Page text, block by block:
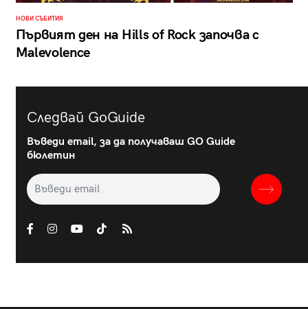
НОВИ СЪБИТИЯ
Първият ден на Hills of Rock започва с
Malevolence
Следвай GoGuide
Въведи email, за да получаваш GO Guide
бюлетин